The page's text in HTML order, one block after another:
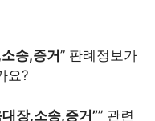
송,증거” 판례정보가
요?
장,소송,증거”” 관련